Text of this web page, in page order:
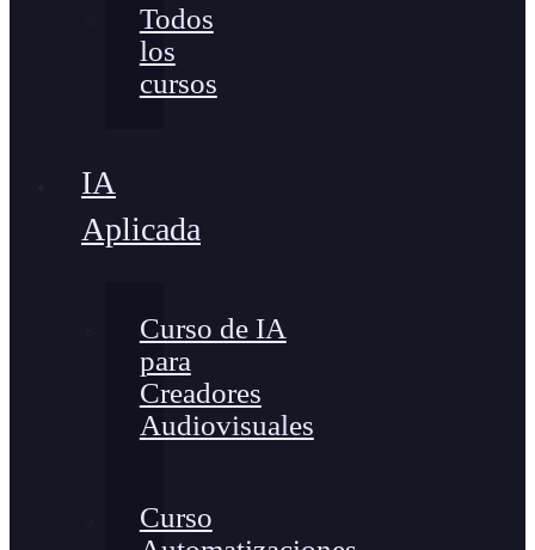
Todos
los
cursos
IA
Aplicada
Curso de IA
para
Creadores
Audiovisuales
Curso